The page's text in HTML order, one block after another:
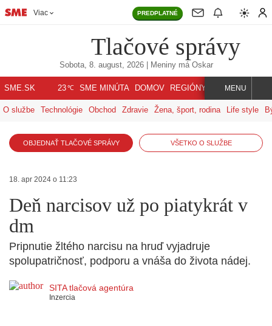
Viac PREDPLATNÉ
Tlačové správy
Sobota, 8. august, 2026| Meniny má Oskar
SME.SK 23℃ SME MINÚTA DOMOV REGIÓNY INDEX SVET
MENU
O službe Technológie Obchod Zdravie Žena, šport, rodina Life style
OBJEDNAŤ TLAČOVÉ SPRÁVY VŠETKO O SLUŽBE
18. apr 2024 o 11:23
Deň narcisov už po piatykrát v
dm
Pripnutie žltého narcisu na hruď vyjadruje
spolupatričnosť, podporu a vnáša do života nádej.
SITA tlačová agentúra
Inzercia